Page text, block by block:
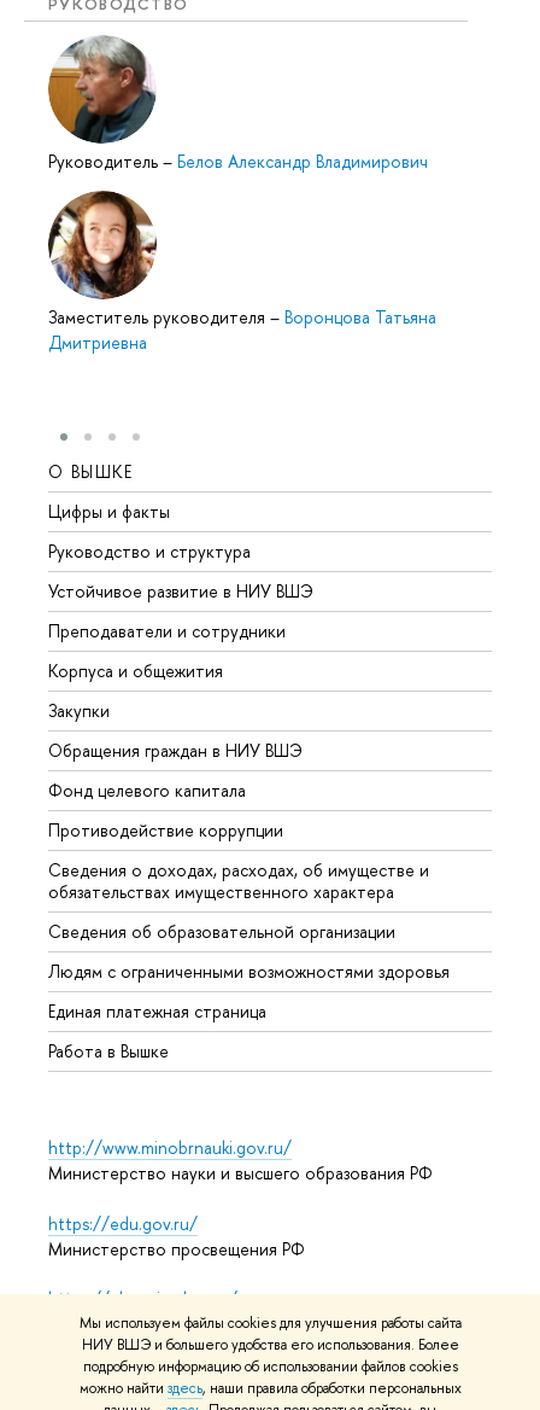
Мы используем файлы cookies для улучшения работы сайта
НИУ ВШЭ и большего удобства его использования. Более
подробную информацию об использовании файлов cookies
можно найти здесь, наши правила обработки персональных
Руководитель – Белов Александр Владимирович
Заместитель руководителя – Воронцова Татьяна
Дмитриевна
О ВЫШКЕ
Цифры и факты
Руководство и структура
Устойчивое развитие в НИУ ВШЭ
Преподаватели и сотрудники
Корпуса и общежития
Закупки
Обращения граждан в НИУ ВШЭ
Фонд целевого капитала
Противодействие коррупции
Сведения о доходах, расходах, об имуществе и
обязательствах имущественного характера
Сведения об образовательной организации
Людям с ограниченными возможностями здоровья
Единая платежная страница
Работа в Вышке
http://www.minobrnauki.gov.ru/
Министерство науки и высшего образования РФ
https://edu.gov.ru/
Министерство просвещения РФ
https://elearning.hse.ru/mooc
Массовые открытые онлайн-курсы